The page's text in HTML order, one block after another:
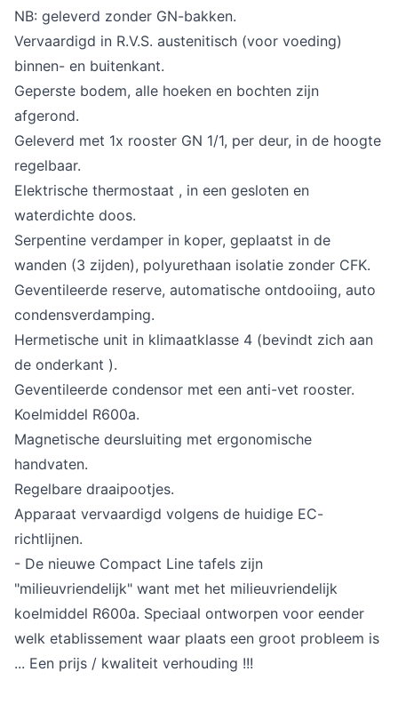
NB: geleverd zonder GN-bakken.
Vervaardigd in R.V.S. austenitisch (voor voeding)
binnen- en buitenkant.
Geperste bodem, alle hoeken en bochten zijn
afgerond.
Geleverd met 1x rooster GN 1/1, per deur, in de hoogte
regelbaar.
Elektrische thermostaat , in een gesloten en
waterdichte doos.
Serpentine verdamper in koper, geplaatst in de
wanden (3 zijden), polyurethaan isolatie zonder CFK.
Geventileerde reserve, automatische ontdooiing, auto
condensverdamping.
Hermetische unit in klimaatklasse 4 (bevindt zich aan
de onderkant ).
Geventileerde condensor met een anti-vet rooster.
Koelmiddel R600a.
Magnetische deursluiting met ergonomische
handvaten.
Regelbare draaipootjes.
Apparaat vervaardigd volgens de huidige EC-
richtlijnen.
- De nieuwe Compact Line tafels zijn
"milieuvriendelijk" want met het milieuvriendelijk
koelmiddel R600a. Speciaal ontworpen voor eender
welk etablissement waar plaats een groot probleem is
... Een prijs / kwaliteit verhouding !!!